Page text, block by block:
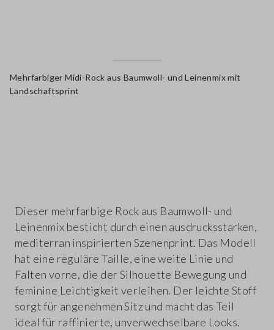
Mehrfarbiger Midi-Rock aus Baumwoll- und Leinenmix mit
Landschaftsprint
Dieser mehrfarbige Rock aus Baumwoll- und
Leinenmix besticht durch einen ausdrucksstarken,
mediterran inspirierten Szenenprint. Das Modell
hat eine reguläre Taille, eine weite Linie und
Falten vorne, die der Silhouette Bewegung und
feminine Leichtigkeit verleihen. Der leichte Stoff
sorgt für angenehmen Sitz und macht das Teil
ideal für raffinierte, unverwechselbare Looks.